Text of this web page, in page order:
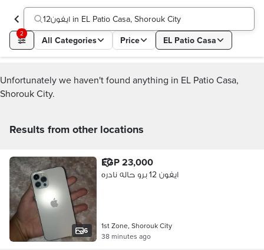
ايفون12 in EL Patio Casa, Shorouk City
2
All Categories Price EL Patio Casa
Unfortunately we haven't found anything in EL Patio Casa,
Shorouk City.
Results from other locations
6
EGP 23,000
ايفون 12 برو حاله نادره
1st Zone, Shorouk City
38 minutes ago